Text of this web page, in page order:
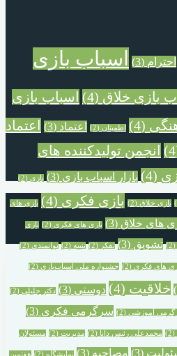
احترام (3)
اسباب بازی
بازی خلاق (4)
اسباب بازی
(4) اطمینان (2) اعتماد (3)
اعتماد
انجمن تولیدکننده های
(4) بازار اسباب بازی (3) بازی (2)
بازی خلاق (2) بازی فکری (4) بازی های
های خلاق (3) بازی های فکری (2) بازی
(2) تشویق (3) تفکر (2) تنبیه (2) توانمندی (2)
های فکری (2) جشنواره ملی اسباب‌بازی (2)
خلاقیت (4) دوستی (3) دکتر جلیلی (2)
آموزشی (2) سرگرمی فکری (3)
(2) محمدعلی رئیس دانا (2) مدیریت (2) مسئولان
(3) مصاحبه (3) نمایشگاه (2) هفتمین